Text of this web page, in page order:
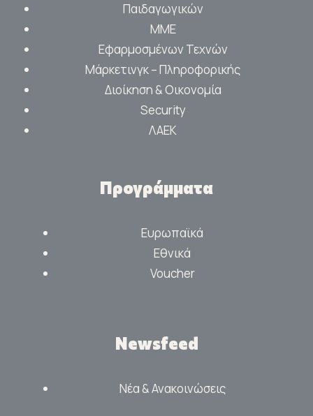
Παιδαγωγικών
ΜΜΕ
Εφαρμοσμένων Τεχνών
Μάρκετινγκ – Πληροφορικής
Διοίκηση & Οικονομία
Security
ΛΑΕΚ
Προγράμματα
Ευρωπαϊκά
Εθνικά
Voucher
Newsfeed
Νέα & Ανακοινώσεις